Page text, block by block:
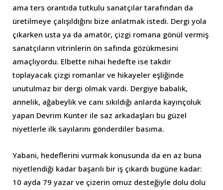
ama ters orantıda tutkulu sanatçılar tarafından da
üretilmeye çalışıldığını bize anlatmak istedi. Dergi yola
çıkarken usta ya da amatör, çizgi romana gönül vermiş
sanatçıların vitrinlerin ön safında gözükmesini
amaçlıyordu. Elbette nihai hedefte ise takdir
toplayacak çizgi romanlar ve hikayeler eşliğinde
unutulmaz bir dergi olmak vardı. Dergiye babalık,
annelik, ağabeylik ve canı sıkıldığı anlarda kayınçoluk
yapan Devrim Kunter ile saz arkadaşları bu güzel
niyetlerle ilk sayılarını gönderdiler basıma.
Yabani, hedeflerini vurmak konusunda da en az buna
niyetlendiği kadar başarılı bir iş çıkardı bugüne kadar:
10 ayda 79 yazar ve çizerin omuz desteğiyle dolu dolu